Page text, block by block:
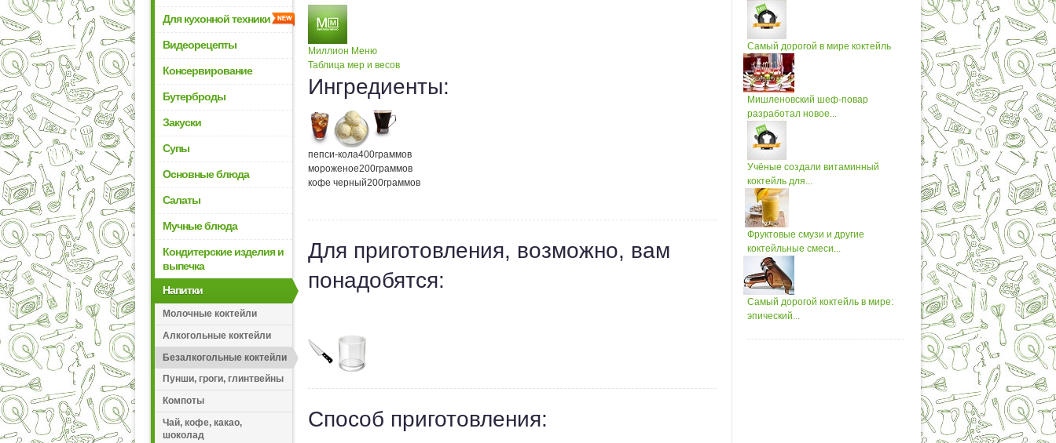
Для кухонной техники
Видеорецепты
Консервирование
Бутерброды
Закуски
Супы
Основные блюда
Салаты
Мучные блюда
Кондитерские изделия и
выпечка
Напитки
Молочные коктейли
Алкогольные коктейли
Безалкогольные коктейли
Пунши, гроги, глинтвейны
Компоты
Чай, кофе, какао,
шоколад
Миллион Меню
Таблица мер и весов
Ингредиенты:
пепси-кола400граммов
мороженое200граммов
кофе черный200граммов
Для приготовления, возможно, вам
понадобятся:
Способ приготовления:
Самый дорогой в мире коктейль
Мишленовский шеф-повар
разработал новое...
Учёные создали витаминный
коктейль для...
Фруктовые смузи и другие
коктейльные смеси...
Самый дорогой коктейль в мире:
эпический...